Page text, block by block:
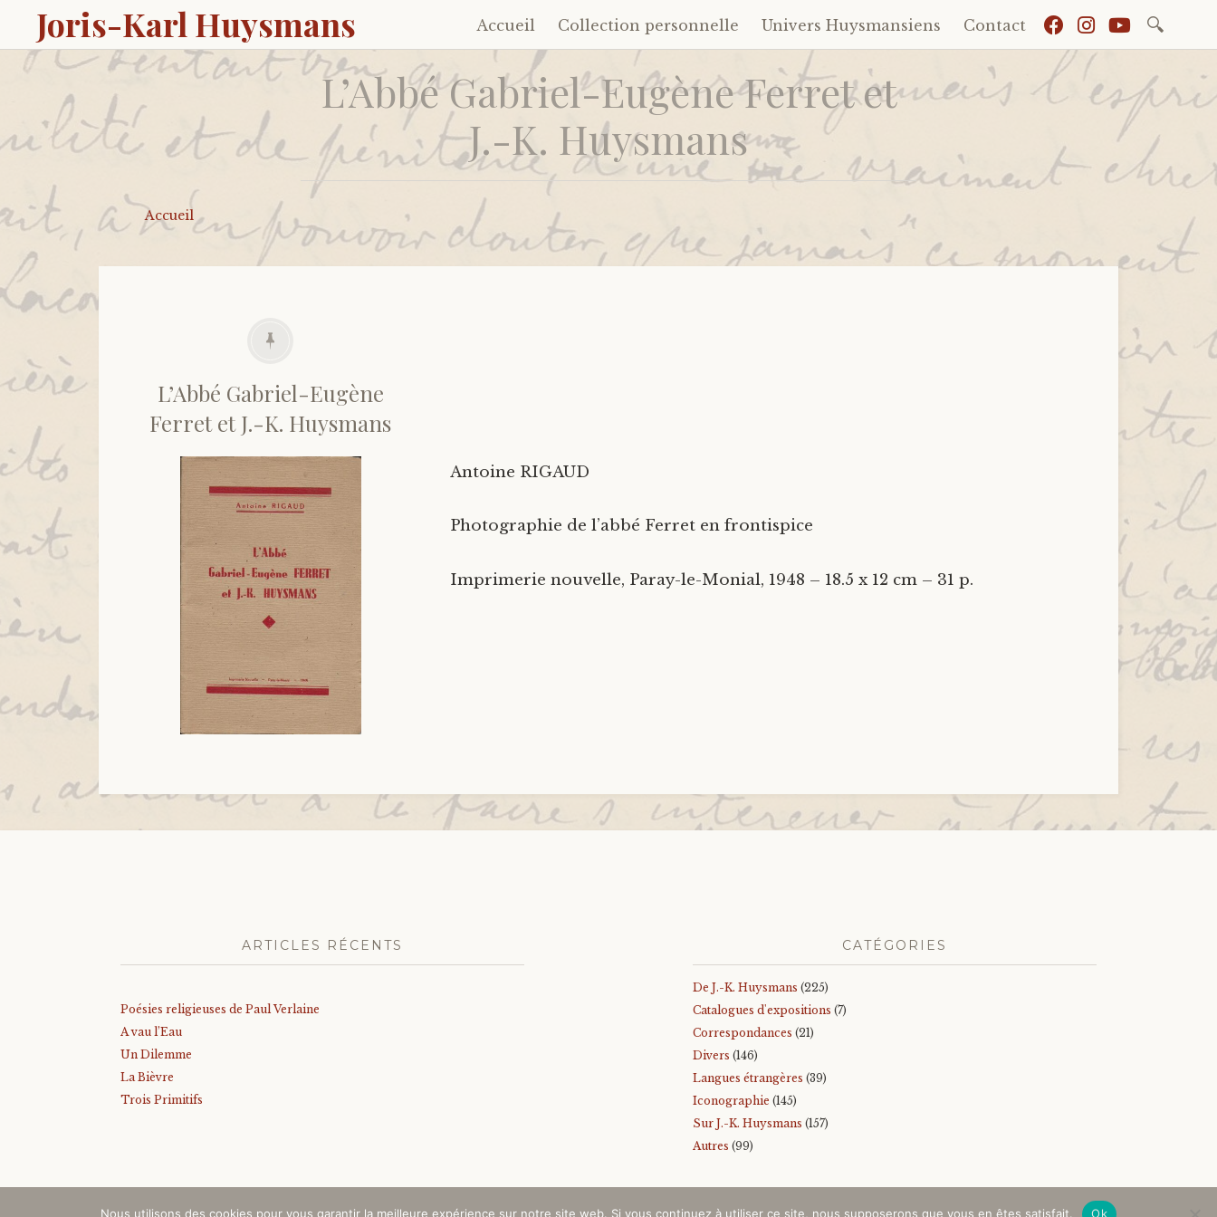
Joris-Karl Huysmans
Accéder
au
contenu
principal
Accueil Collection personnelle Univers Huysmansiens Contact
L’Abbé Gabriel-Eugène Ferret et
J.-K. Huysmans
Accueil
L’Abbé Gabriel-Eugène
Ferret et J.-K. Huysmans
Antoine RIGAUD
Photographie de l’abbé Ferret en frontispice
Imprimerie nouvelle, Paray-le-Monial, 1948 – 18.5 x 12 cm – 31 p.
ARTICLES RÉCENTS
Poésies religieuses de Paul Verlaine
A vau l’Eau
Un Dilemme
La Bièvre
Trois Primitifs
CATÉGORIES
De J.-K. Huysmans (225)
Catalogues d'expositions (7)
Correspondances (21)
Divers (146)
Langues étrangères (39)
Iconographie (145)
Sur J.-K. Huysmans (157)
Autres (99)
Nous utilisons des cookies pour vous garantir la meilleure expérience sur notre site web. Si vous continuez à utiliser ce site, nous supposerons que vous en êtes satisfait. Ok